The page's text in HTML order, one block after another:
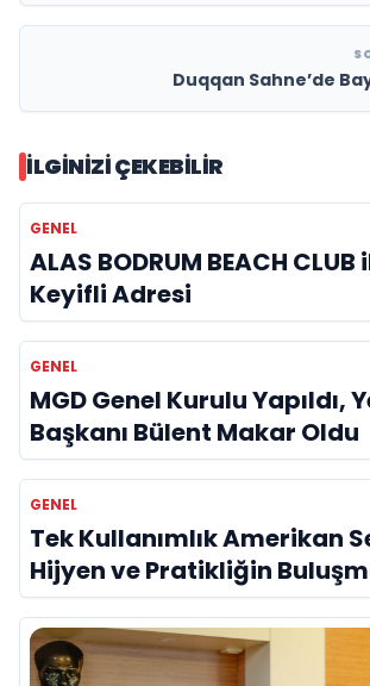
Duqqan Sahne’de
İLGINIZI ÇEKEBILIR
GENEL
ALAS BODRUM BEACH CLUB
Keyifli Adresi
GENEL
MGD Genel Kurulu Yapıldı,
Başkanı Bülent Makar Oldu
GENEL
Tek Kullanımlık Amerikan
Hijyen ve Pratikliğin